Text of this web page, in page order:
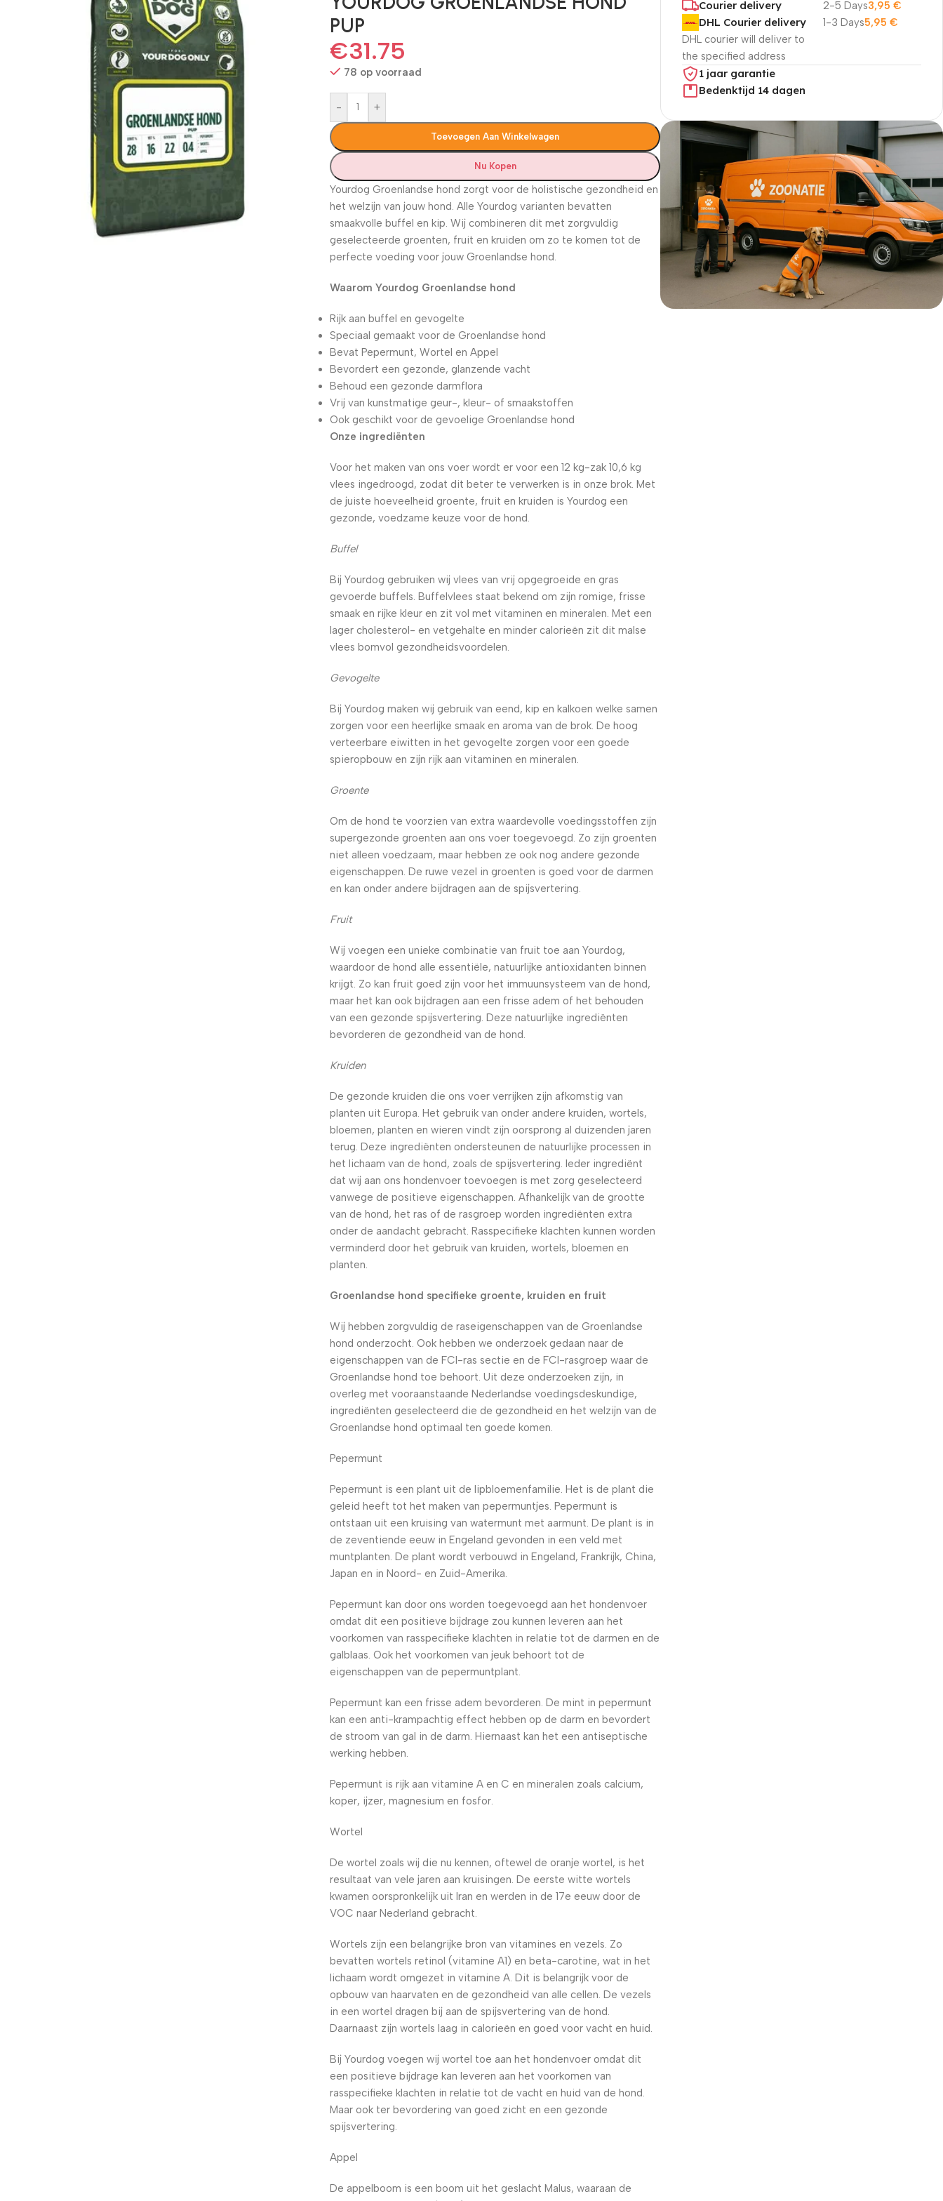
PUP
€31.75
78 op voorraad
- +
Toevoegen Aan Winkelwagen
Nu Kopen
Yourdog Groenlandse hond zorgt voor de holistische gezondheid en
het welzijn van jouw hond. Alle Yourdog varianten bevatten
smaakvolle buffel en kip. Wij combineren dit met zorgvuldig
geselecteerde groenten, fruit en kruiden om zo te komen tot de
perfecte voeding voor jouw Groenlandse hond.
Waarom Yourdog Groenlandse hond
Rijk aan buffel en gevogelte
Speciaal gemaakt voor de Groenlandse hond
Bevat Pepermunt, Wortel en Appel
Bevordert een gezonde, glanzende vacht
Behoud een gezonde darmflora
Vrij van kunstmatige geur-, kleur- of smaakstoffen
Ook geschikt voor de gevoelige Groenlandse hond
Onze ingrediënten
Voor het maken van ons voer wordt er voor een 12 kg-zak 10,6 kg
vlees ingedroogd, zodat dit beter te verwerken is in onze brok. Met
de juiste hoeveelheid groente, fruit en kruiden is Yourdog een
gezonde, voedzame keuze voor de hond.
Buffel
Bij Yourdog gebruiken wij vlees van vrij opgegroeide en gras
gevoerde buffels. Buffelvlees staat bekend om zijn romige, frisse
smaak en rijke kleur en zit vol met vitaminen en mineralen. Met een
lager cholesterol- en vetgehalte en minder calorieën zit dit malse
vlees bomvol gezondheidsvoordelen.
Gevogelte
Bij Yourdog maken wij gebruik van eend, kip en kalkoen welke samen
zorgen voor een heerlijke smaak en aroma van de brok. De hoog
verteerbare eiwitten in het gevogelte zorgen voor een goede
spieropbouw en zijn rijk aan vitaminen en mineralen.
Groente
Om de hond te voorzien van extra waardevolle voedingsstoffen zijn
supergezonde groenten aan ons voer toegevoegd. Zo zijn groenten
niet alleen voedzaam, maar hebben ze ook nog andere gezonde
eigenschappen. De ruwe vezel in groenten is goed voor de darmen
en kan onder andere bijdragen aan de spijsvertering.
Fruit
Wij voegen een unieke combinatie van fruit toe aan Yourdog,
waardoor de hond alle essentiële, natuurlijke antioxidanten binnen
krijgt. Zo kan fruit goed zijn voor het immuunsysteem van de hond,
maar het kan ook bijdragen aan een frisse adem of het behouden
van een gezonde spijsvertering. Deze natuurlijke ingrediënten
bevorderen de gezondheid van de hond.
Kruiden
De gezonde kruiden die ons voer verrijken zijn afkomstig van
planten uit Europa. Het gebruik van onder andere kruiden, wortels,
bloemen, planten en wieren vindt zijn oorsprong al duizenden jaren
terug. Deze ingrediënten ondersteunen de natuurlijke processen in
het lichaam van de hond, zoals de spijsvertering. Ieder ingrediënt
dat wij aan ons hondenvoer toevoegen is met zorg geselecteerd
vanwege de positieve eigenschappen. Afhankelijk van de grootte
van de hond, het ras of de rasgroep worden ingrediënten extra
onder de aandacht gebracht. Rasspecifieke klachten kunnen worden
verminderd door het gebruik van kruiden, wortels, bloemen en
planten.
Groenlandse hond specifieke groente, kruiden en fruit
Wij hebben zorgvuldig de raseigenschappen van de Groenlandse
hond onderzocht. Ook hebben we onderzoek gedaan naar de
eigenschappen van de FCI-ras sectie en de FCI-rasgroep waar de
Groenlandse hond toe behoort. Uit deze onderzoeken zijn, in
overleg met vooraanstaande Nederlandse voedingsdeskundige,
ingrediënten geselecteerd die de gezondheid en het welzijn van de
Groenlandse hond optimaal ten goede komen.
Pepermunt
Pepermunt is een plant uit de lipbloemenfamilie. Het is de plant die
geleid heeft tot het maken van pepermuntjes. Pepermunt is
ontstaan uit een kruising van watermunt met aarmunt. De plant is in
de zeventiende eeuw in Engeland gevonden in een veld met
muntplanten. De plant wordt verbouwd in Engeland, Frankrijk, China,
Japan en in Noord- en Zuid-Amerika.
Pepermunt kan door ons worden toegevoegd aan het hondenvoer
omdat dit een positieve bijdrage zou kunnen leveren aan het
voorkomen van rasspecifieke klachten in relatie tot de darmen en de
galblaas. Ook het voorkomen van jeuk behoort tot de
eigenschappen van de pepermuntplant.
Pepermunt kan een frisse adem bevorderen. De mint in pepermunt
kan een anti-krampachtig effect hebben op de darm en bevordert
de stroom van gal in de darm. Hiernaast kan het een antiseptische
werking hebben.
Pepermunt is rijk aan vitamine A en C en mineralen zoals calcium,
koper, ijzer, magnesium en fosfor.
Wortel
De wortel zoals wij die nu kennen, oftewel de oranje wortel, is het
resultaat van vele jaren aan kruisingen. De eerste witte wortels
kwamen oorspronkelijk uit Iran en werden in de 17e eeuw door de
VOC naar Nederland gebracht.
Wortels zijn een belangrijke bron van vitamines en vezels. Zo
bevatten wortels retinol (vitamine A1) en beta-carotine, wat in het
lichaam wordt omgezet in vitamine A. Dit is belangrijk voor de
opbouw van haarvaten en de gezondheid van alle cellen. De vezels
in een wortel dragen bij aan de spijsvertering van de hond.
Daarnaast zijn wortels laag in calorieën en goed voor vacht en huid.
Bij Yourdog voegen wij wortel toe aan het hondenvoer omdat dit
een positieve bijdrage kan leveren aan het voorkomen van
rasspecifieke klachten in relatie tot de vacht en huid van de hond.
Maar ook ter bevordering van goed zicht en een gezonde
spijsvertering.
Appel
De appelboom is een boom uit het geslacht Malus, waaraan de
Courier delivery
2-5 Days3,95€
DHL Courier delivery
DHL courier will deliver to
the specified address
1-3 Days5,95€
1 jaar garantie
Bedenktijd 14 dagen